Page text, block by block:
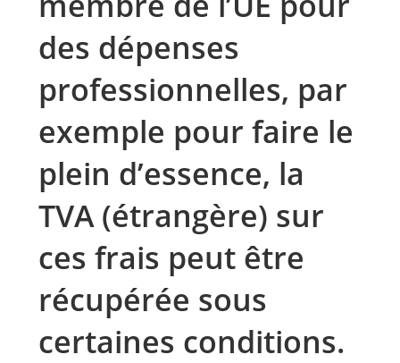
des dépenses
professionnelles, par
exemple pour faire le
plein d’essence, la
TVA (étrangère) sur
ces frais peut être
récupérée sous
certaines conditions.